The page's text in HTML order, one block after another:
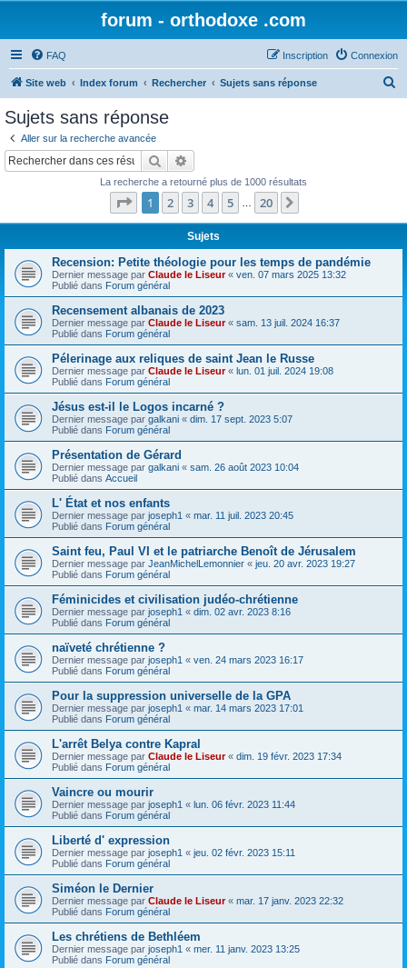
forum - orthodoxe .com
FAQ Connexion
Inscription
Site web Index forum Rechercher Sujets sans réponse
Sujets sans réponse
Aller sur la recherche avancée
Rechercher
La recherche a retourné plus de 1000 résultats
Page 1sur20
1 2 3 4 5 20
Sujets
Recension: Petite théologie pour les temps de pandémie
Dernier message par Claude le Liseur« ven. 07 mars 2025 13:32
Publié dans Forum général
Recensement albanais de 2023
Dernier message par Claude le Liseur« sam. 13 juil. 2024 16:37
Publié dans Forum général
Pélerinage aux reliques de saint Jean le Russe
Dernier message par Claude le Liseur« lun. 01 juil. 2024 19:08
Publié dans Forum général
Jésus est-il le Logos incarné ?
Dernier message par galkani « dim. 17 sept. 2023 5:07
Publié dans Forum général
Présentation de Gérard
Dernier message par galkani « sam. 26 août 2023 10:04
Publié dans Accueil
L' État et nos enfants
Dernier message par joseph1 « mar. 11 juil. 2023 20:45
Publié dans Forum général
Saint feu, Paul VI et le patriarche Benoît de Jérusalem
Dernier message par JeanMichelLemonnier « jeu. 20 avr. 2023 19:27
Publié dans Forum général
Féminicides et civilisation judéo-chrétienne
Dernier message par joseph1 « dim. 02 avr. 2023 8:16
Publié dans Forum général
naïveté chrétienne ?
Dernier message par joseph1 « ven. 24 mars 2023 16:17
Publié dans Forum général
Pour la suppression universelle de la GPA
Dernier message par joseph1 « mar. 14 mars 2023 17:01
Publié dans Forum général
L'arrêt Belya contre Kapral
Dernier message par Claude le Liseur« dim. 19 févr. 2023 17:34
Publié dans Forum général
Vaincre ou mourir
Dernier message par joseph1 « lun. 06 févr. 2023 11:44
Publié dans Forum général
Liberté d' expression
Dernier message par joseph1 « jeu. 02 févr. 2023 15:11
Publié dans Forum général
Siméon le Dernier
Dernier message par Claude le Liseur« mar. 17 janv. 2023 22:32
Publié dans Forum général
Les chrétiens de Bethléem
Dernier message par joseph1 « mer. 11 janv. 2023 13:25
Publié dans Forum général